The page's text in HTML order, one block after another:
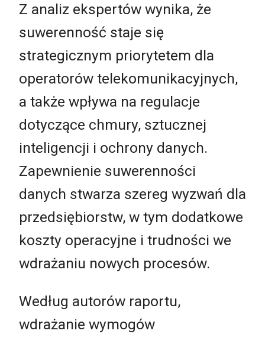
Z analiz ekspertów wynika, że
suwerenność staje się
strategicznym priorytetem dla
operatorów telekomunikacyjnych,
a także wpływa na regulacje
dotyczące chmury, sztucznej
inteligencji i ochrony danych.
Zapewnienie suwerenności
danych stwarza szereg wyzwań dla
przedsiębiorstw, w tym dodatkowe
koszty operacyjne i trudności we
wdrażaniu nowych procesów.
Według autorów raportu,
wdrażanie wymogów